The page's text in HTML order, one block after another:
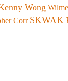
Wong
Corr SKWAK